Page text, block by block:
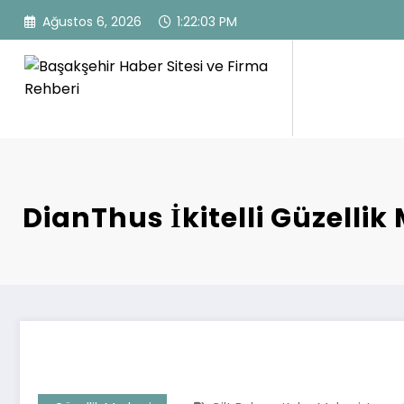
İçeriğe
atla
Ağustos 6, 2026 1:22:05 PM
Başakşehir Haber Sitesi ve
Başakşehir Haberleri, firma rehber sitesi,
DianThus İkitelli Güzellik